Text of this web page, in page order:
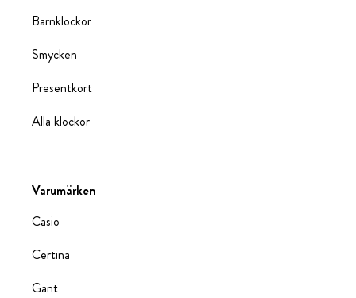
Barnklockor
Smycken
Presentkort
Alla klockor
Varumärken
Casio
Certina
Gant